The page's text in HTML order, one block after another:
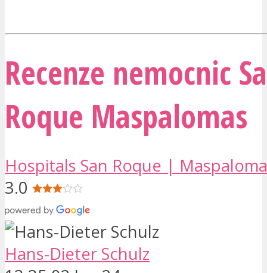
Recenze nemocnic
Roque Maspalomas
Hospitals San Roque |
3.0
Hans-Dieter Schulz